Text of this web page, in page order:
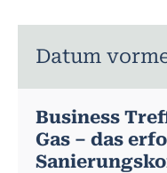
Datum
Business
Gas – das